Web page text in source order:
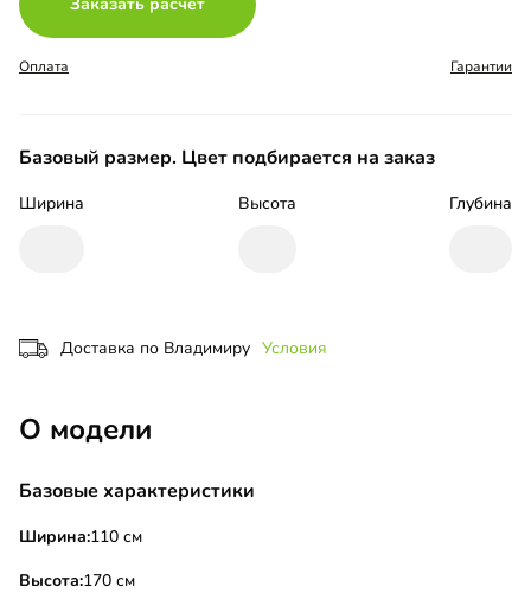
Оплата Гарантии
Базовый размер. Цвет подбирается на заказ
Ширина Высота Глубина
Доставка по Владимиру Условия
О модели
Базовые характеристики
Ширина:110 см
Высота:170 см